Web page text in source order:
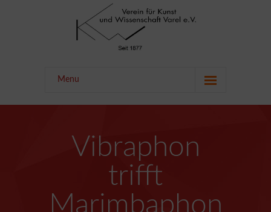
Menu
Start
Mitgliedschaft
Kontakt
Vibraphon
trifft
Marimbaphon